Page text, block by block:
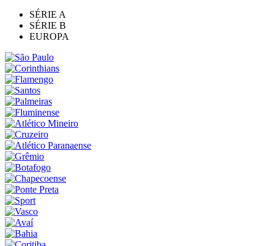
SÉRIE A
SÉRIE B
EUROPA